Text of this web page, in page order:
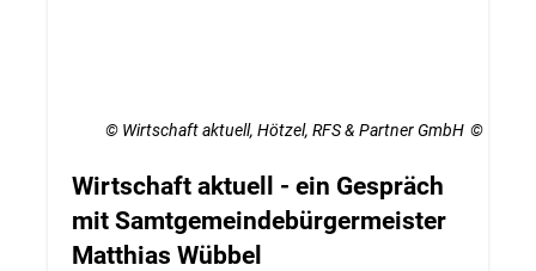
© Wirtschaft aktuell, Hötzel, RFS & Partner GmbH
Wirtschaft aktuell - ein Gespräch
mit Samtgemeindebürgermeister
Matthias Wübbel